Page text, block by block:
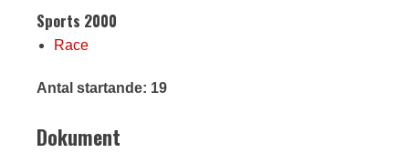
Sports 2000
Race
Antal startande: 19
Dokument